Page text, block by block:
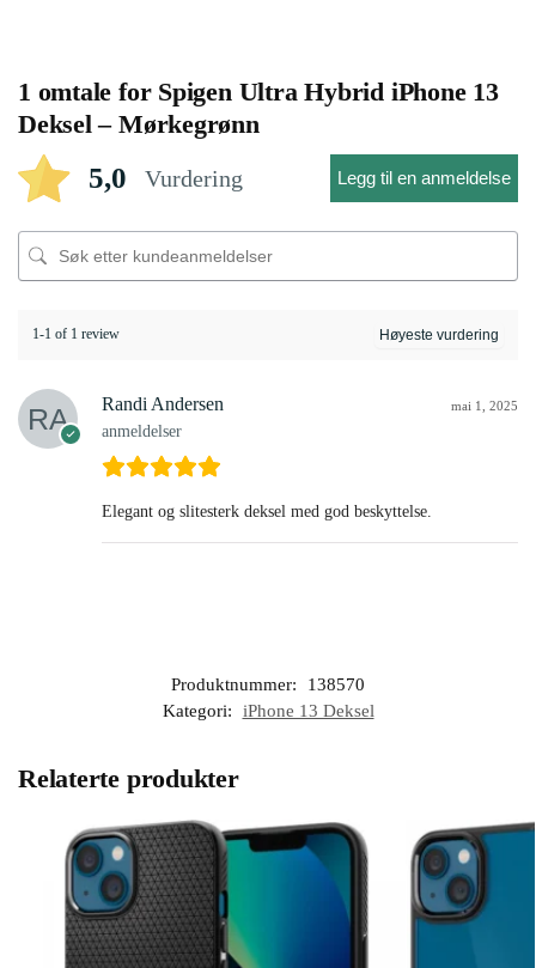
1 omtale for Spigen Ultra Hybrid iPhone 13
Deksel – Mørkegrønn
5,0 Vurdering Legg til en anmeldelse
1-1 of 1 review
Randi Andersen
anmeldelser
mai 1, 2025
Elegant og slitesterk deksel med god beskyttelse.
Produktnummer:
138570
Kategori:
iPhone 13 Deksel
Relaterte produkter